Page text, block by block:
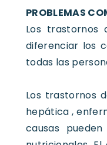
PROBLEMAS
Los
diferenciar los
todas las
Los trastornos
hepática ,
causas